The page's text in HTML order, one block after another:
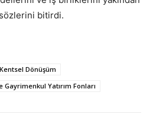
bitirdi.
Kentsel Dönüşüm
Gayrimenkul Yatırım Fonları